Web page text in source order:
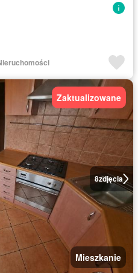
8zdjęcia
Zaktualizowane
Mieszkanie